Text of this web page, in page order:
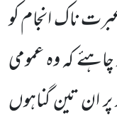
ناک انجام کو
کہ وہ عمومی
ان تین گناہوں